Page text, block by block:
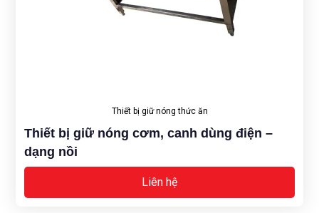
Thiết bị giữ nóng thức ăn
Thiết bị giữ nóng cơm, canh dùng điện –
dạng nồi
Liên hệ